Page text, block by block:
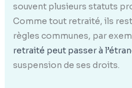
souvent plusieurs statuts
Comme tout retraité, ils
règles communes, par
retraité peut passer à
suspension de ses droits.